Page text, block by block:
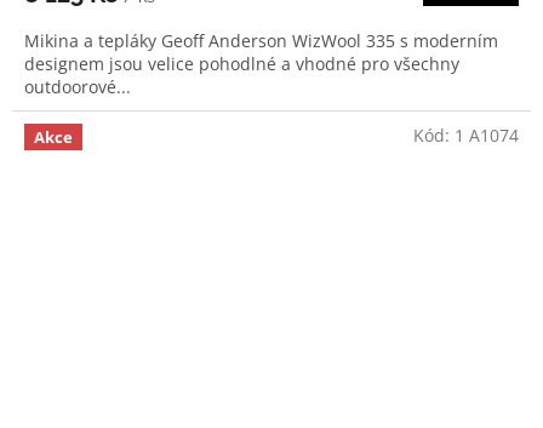
Mikina a tepláky Geoff Anderson WizWool 335 s moderním
designem jsou velice pohodlné a vhodné pro všechny
outdoorové...
Akce Kód: 1 A1074